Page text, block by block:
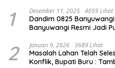
1 Desember 11, 2025 4059 Lihat
Dandim 0825
Banyuwangi Resmi Jadi
2 Januari 9, 2026 3689 Lihat
Masalah Lahan Telah
Konflik, Bupati Buru :